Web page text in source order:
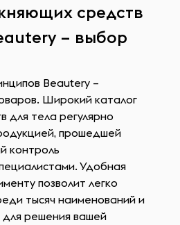
средств
– выбор
Beautery –
Широкий каталог
для тела регулярно
прошедшей
контроль
Удобная
позволит легко
тысяч наименований и
решения вашей